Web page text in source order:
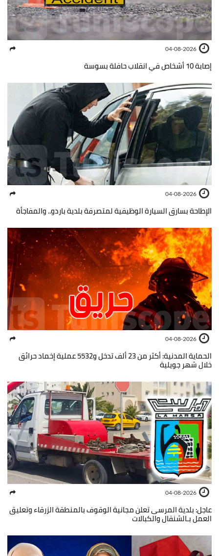
04-08-2026
إصابة 10 أشخاص في انقلاب حافلة بسوسة
04-08-2026
الإطاحة بسارق السيارة الوظيفية لمتصرفة بلدية باردو.. والمفاجأة
04-08-2026
الحماية المدنية: أكثر من 23 ألف تدخل و5532 عملية إخماد حرائق
خلال شهر جويلية
04-08-2026
عاجل: بلدية المرسى تعلن مجانية الوقوف بالمنطقة الزرقاء وتعليق
العمل بـالشنقال والكبالات